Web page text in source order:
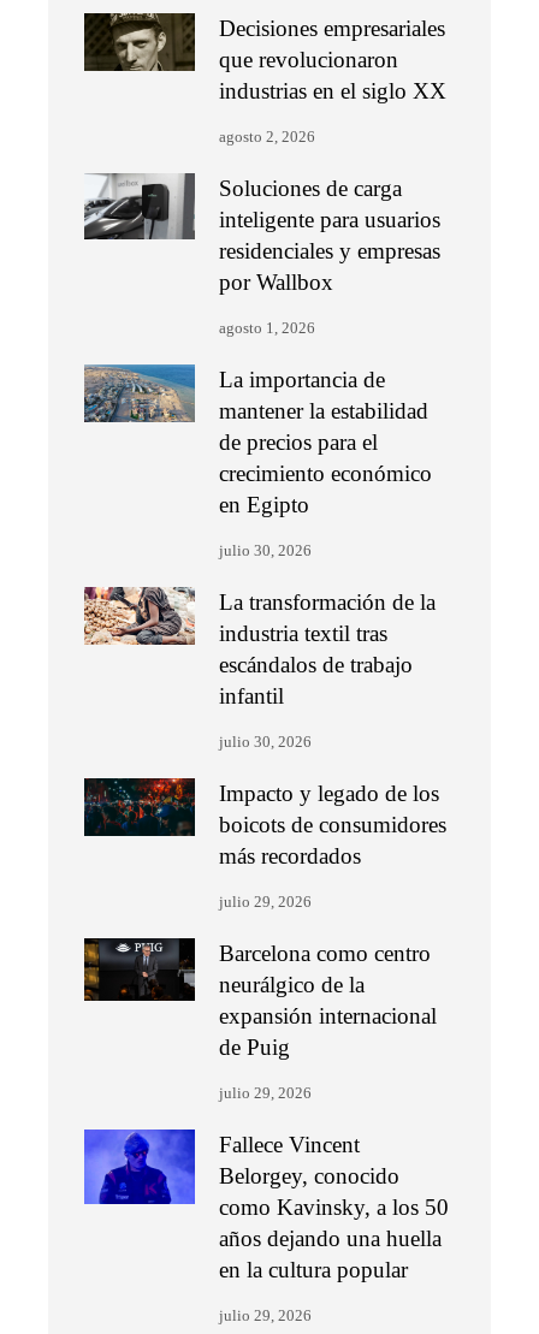
Decisiones empresariales
que revolucionaron
industrias en el siglo XX
agosto 2, 2026
Soluciones de carga
inteligente para usuarios
residenciales y empresas
por Wallbox
agosto 1, 2026
La importancia de
mantener la estabilidad
de precios para el
crecimiento económico
en Egipto
julio 30, 2026
La transformación de la
industria textil tras
escándalos de trabajo
infantil
julio 30, 2026
Impacto y legado de los
boicots de consumidores
más recordados
julio 29, 2026
Barcelona como centro
neurálgico de la
expansión internacional
de Puig
julio 29, 2026
Fallece Vincent
Belorgey, conocido
como Kavinsky, a los 50
años dejando una huella
en la cultura popular
julio 29, 2026